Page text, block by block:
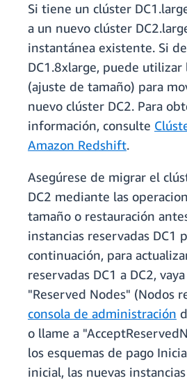
Si tiene un clúster
a un nuevo clúster
instantánea existente. Si
DC1.8xlarge, puede utilizar
(ajuste de tamaño) para
nuevo clúster DC2. Para
información, consulte
Amazon Redshift.
Asegúrese de migrar el
DC2 mediante las
tamaño o restauración
instancias reservadas DC1
continuación, para
reservadas DC1 a DC2,
"Reserved Nodes" (Nodos
consola de administración
o llame a
los esquemas de pago
inicial, las nuevas